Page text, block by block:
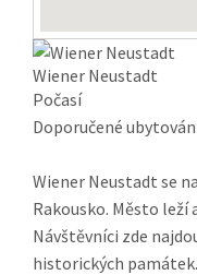
Wiener Neustadt
Počasí
Doporučené
Wiener Neustadt se
Rakousko. Město leží
Návštěvníci zde
historických